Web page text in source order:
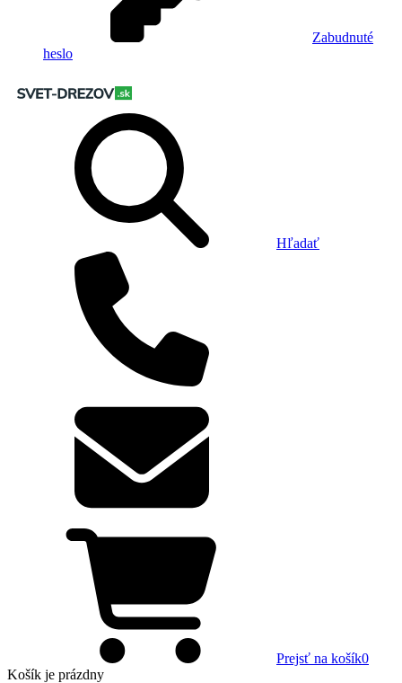
Zabudnuté
heslo
Hľadať
Prejsť na košík0
Košík je prázdny